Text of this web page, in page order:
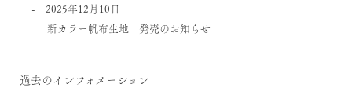
2025年12月10日
新カラー帆布生地 発売のお知らせ
過去のインフォメーション